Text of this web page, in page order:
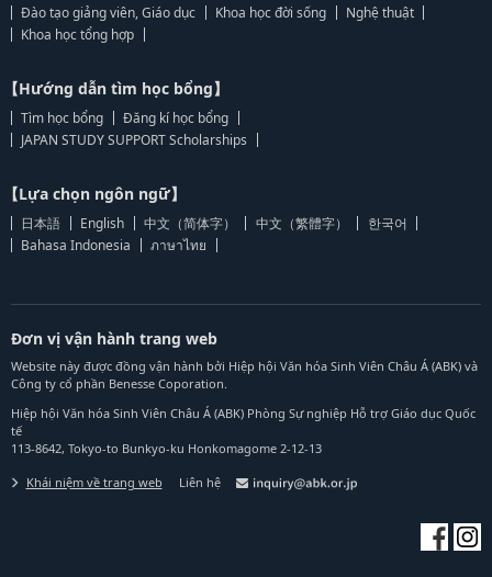
Đào tạo giảng viên, Giáo dục
Khoa học đời sống
Nghệ thuật
Khoa học tổng hợp
【Hướng dẫn tìm học bổng】
Tìm học bổng
Đăng kí học bổng
JAPAN STUDY SUPPORT Scholarships
【Lựa chọn ngôn ngữ】
日本語 English 中文（简体字） 中文（繁體字）
한국어
Bahasa Indonesia
ภาษาไทย
Đơn vị vận hành trang web
Website này được đồng vận hành bởi Hiệp hội Văn hóa Sinh Viên Châu Á (ABK) và
Công ty cổ phần Benesse Coporation.
Hiệp hội Văn hóa Sinh Viên Châu Á (ABK) Phòng Sự nghiệp Hỗ trợ Giáo dục Quốc
tế
113-8642, Tokyo-to Bunkyo-ku Honkomagome 2-12-13
Khái niệm về trang web Liên hệ